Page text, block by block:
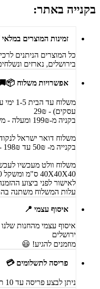
בקנייה באתר:
זמינות המוצרים
כל המוצרים הניתנים
בירושלים, נארזים
אפשרויות משלוח
עסקים) - 29₪
בקניה מ-199₪ ומעלה - משלוח חינם!
משלוח דואר ישראל לנקודת
בקנייה מ- 50₪ עד 198₪ - משלוח חינם!
משלוח וולט מעכשיו
לאישור לפני ביצוע
עלות המשלוח משתנה
איסוף עצמי 📍
ירושלים
מוזמנים להגיע! 😃
פריסה לתשלומים 💳
ניתן לבצע פריסה עד 10 תשלומים ללא ריבית! 🤑